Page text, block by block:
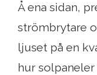
Å ena sidan,
strömbrytare
ljuset på en
hur